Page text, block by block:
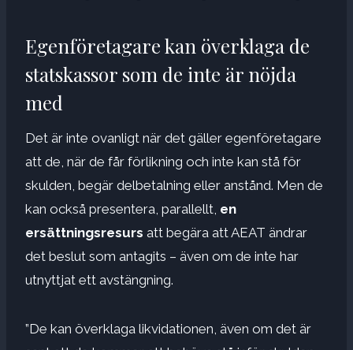
Egenföretagare kan överklaga de
statskassor som de inte är nöjda
med
Det är inte ovanligt när det gäller egenföretagare
att de, när de får förlikning och inte kan stå för
skulden, begär delbetalning eller anstånd. Men de
kan också presentera, parallellt, en
ersättningsresurs att begära att AEAT ändrar
det beslut som antagits – även om de inte har
utnyttjat ett avstängning.
”De kan överklaga likvidationen, även om det är